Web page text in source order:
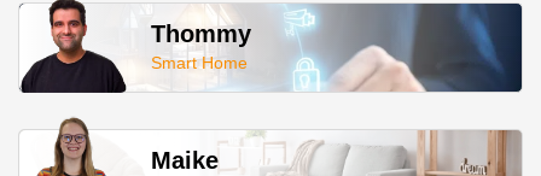
Thommy
Smart Home
Maike